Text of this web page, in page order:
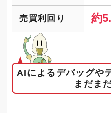
売買利回り 約
AIによるデバッグや
まだま